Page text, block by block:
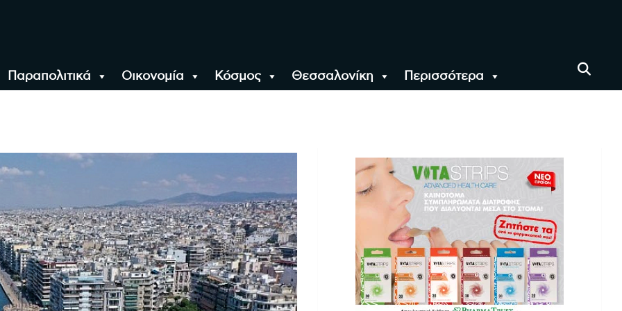
Παραπολιτικά Οικονομία Κόσμος Θεσσαλονίκη Περισσότερα